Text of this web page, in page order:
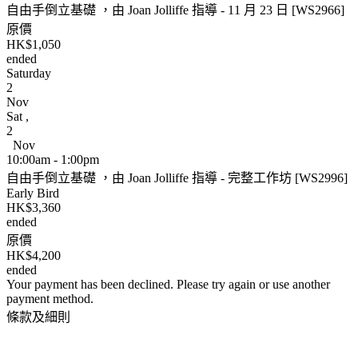
自由手倒立基礎 ，由 Joan Jolliffe 指導 - 11 月 23 日 [WS2966]
原價
HK$1,050
ended
Saturday
2
Nov
Sat ,
2
Nov
10:00am - 1:00pm
自由手倒立基礎 ，由 Joan Jolliffe 指導 - 完整工作坊 [WS2996]
Early Bird
HK$3,360
ended
原價
HK$4,200
ended
Your payment has been declined. Please try again or use another
payment method.
條款及細則